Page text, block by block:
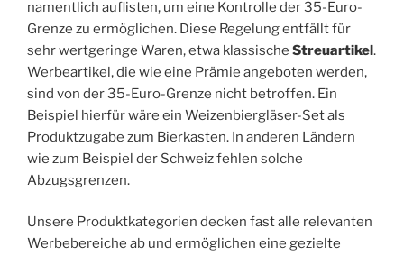
namentlich auflisten, um eine Kontrolle der 35-Euro-
Grenze zu ermöglichen. Diese Regelung entfällt für
sehr wertgeringe Waren, etwa klassische Streuartikel.
Werbeartikel, die wie eine Prämie angeboten werden,
sind von der 35-Euro-Grenze nicht betroffen. Ein
Beispiel hierfür wäre ein Weizenbiergläser-Set als
Produktzugabe zum Bierkasten. In anderen Ländern
wie zum Beispiel der Schweiz fehlen solche
Abzugsgrenzen.
Unsere Produktkategorien decken fast alle relevanten
Werbebereiche ab und ermöglichen eine gezielte